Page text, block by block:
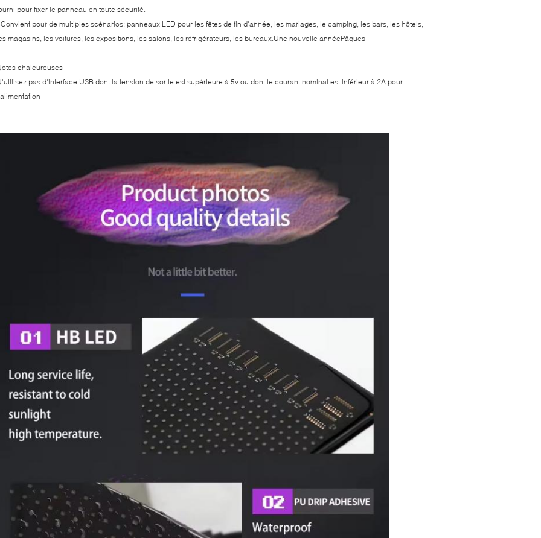
pour fixer le panneau en toute sécurité.
pour de multiples scénarios: panneaux LED pour les fêtes de fin d'année, les mariages, le camping, les bars, les hôtels,
magasins, les voitures, les expositions, les salons, les réfrigérateurs, les bureaux.Une nouvelle annéePâques
chaleureuses
pas d'interface USB dont la tension de sortie est supérieure à 5v ou dont le courant nominal est inférieur à 2A pour